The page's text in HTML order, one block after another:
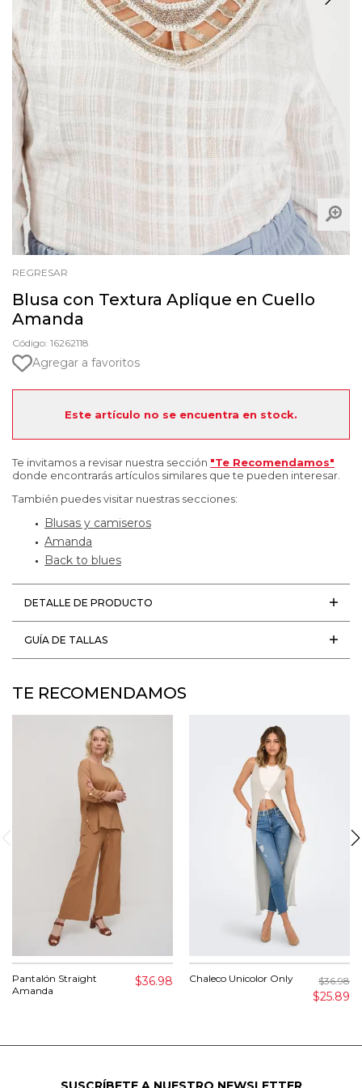
REGRESAR
Blusa con Textura Aplique en Cuello
Amanda
Código: 16262118
Agregar a favoritos
Este artículo no se encuentra en stock.
Te invitamos a revisar nuestra sección "Te Recomendamos"
donde encontrarás artículos similares que te pueden interesar.
También puedes visitar nuestras secciones:
Blusas y camiseros
Amanda
Back to blues
DETALLE DE PRODUCTO
GUÍA DE TALLAS
TE RECOMENDAMOS
Pantalón Straight
Amanda
$36.98 Chaleco Unicolor Only $36.98
$25.89